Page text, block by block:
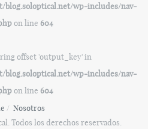
blog.soloptical.net/wp-includes/nav-
on line 604
offset 'output_key' in
blog.soloptical.net/wp-includes/nav-
on line 604
Nosotros
Todos los derechos reservados.